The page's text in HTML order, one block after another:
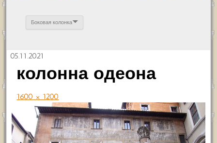
Боковая колонка
05.11.2021
колонна одеона
1600 × 1200